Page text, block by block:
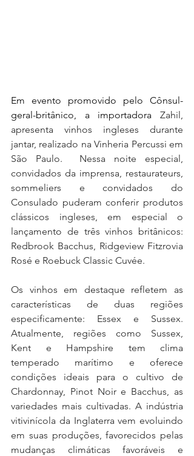
Em evento promovido pelo Cônsul-
geral-britânico, a importadora Zahil,
apresenta vinhos ingleses durante
jantar, realizado na Vinheria Percussi em
São Paulo.  Nessa noite especial,
convidados da imprensa, restaurateurs,
sommeliers e convidados do
Consulado puderam conferir produtos
clássicos ingleses, em especial o
lançamento de três vinhos britânicos:
Redbrook Bacchus, Ridgeview Fitzrovia
Rosé e Roebuck Classic Cuvée.
Os vinhos em destaque refletem as
características de duas regiões
especificamente: Essex e Sussex.
Atualmente, regiões como Sussex,
Kent e Hampshire tem clima
temperado marítimo e oferece
condições ideais para o cultivo de
Chardonnay, Pinot Noir e Bacchus, as
variedades mais cultivadas. A indústria
vitivinícola da Inglaterra vem evoluindo
em suas produções, favorecidos pelas
mudanças climáticas favoráveis e